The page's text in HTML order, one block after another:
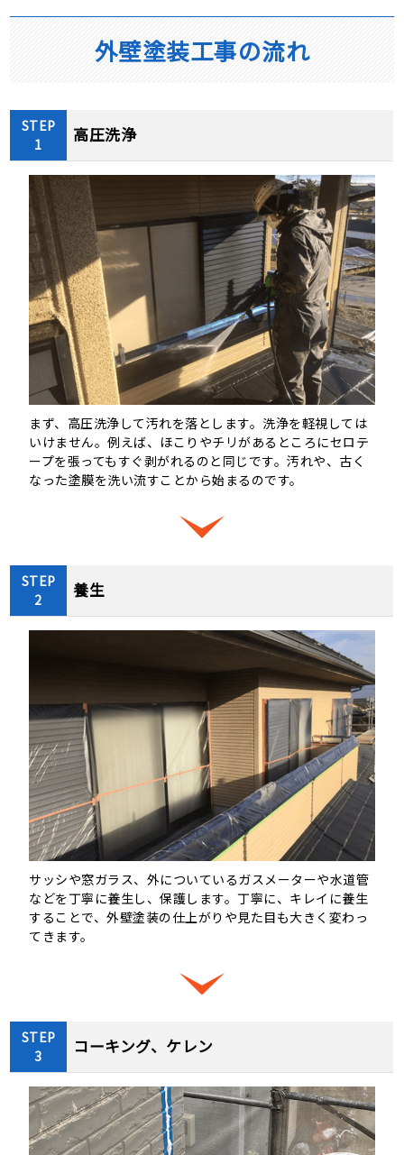
外壁塗装工事の流れ
STEP
1
高圧洗浄
まず、高圧洗浄して汚れを落とします。洗浄を軽視しては
いけません。例えば、ほこりやチリがあるところにセロテ
ープを張ってもすぐ剥がれるのと同じです。汚れや、古く
なった塗膜を洗い流すことから始まるのです。
STEP
2
養生
サッシや窓ガラス、外についているガスメーターや水道管
などを丁寧に養⽣し、保護します。丁寧に、キレイに養⽣
することで、外壁塗装の仕上がりや見た目も⼤きく変わっ
てきます。
STEP
3
コーキング、ケレン